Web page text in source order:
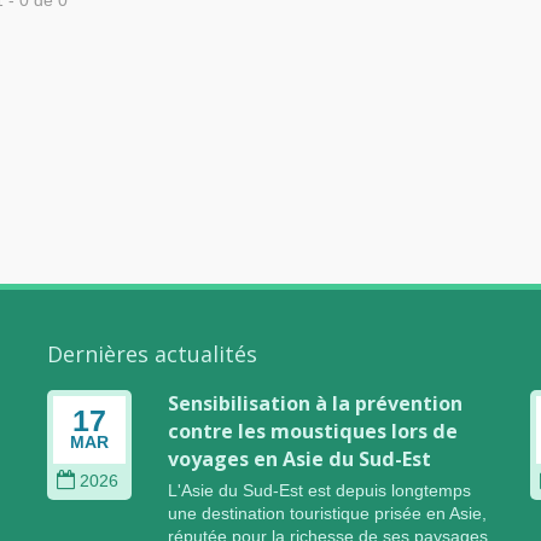
Dernières actualités
17
MAR
2026
Sensibilisation à la prévention
contre les moustiques lors de
voyages en Asie du Sud-Est
L'Asie du Sud-Est est depuis longtemps
une destination touristique prisée en Asie,
réputée pour la richesse de ses paysages